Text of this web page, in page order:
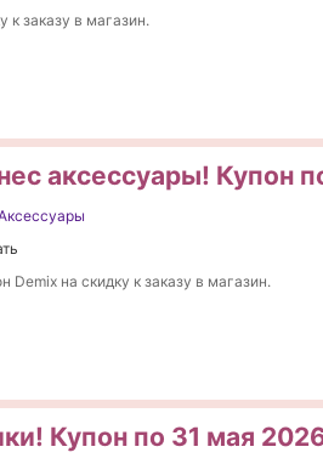
к заказу в магазин.
аксессуары! Купон
Demix на скидку к заказу в магазин.
Купон по 31 мая